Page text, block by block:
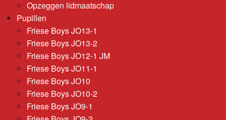
Opzeggen lidmaatschap
Pupillen
Friese Boys JO13-1
Friese Boys JO13-2
Friese Boys JO12-1 JM
Friese Boys JO11-1
Friese Boys JO10
Friese Boys JO10-2
Friese Boys JO9-1